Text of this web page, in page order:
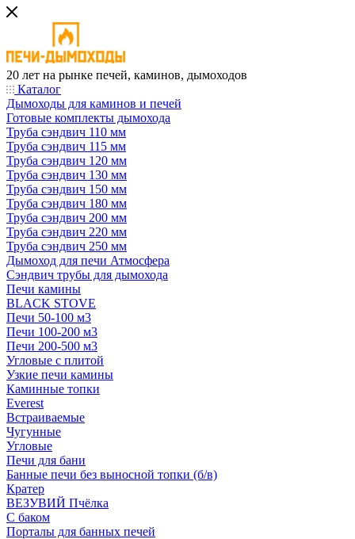
20 лет на рынке печей, каминов, дымоходов
Каталог
Дымоходы для каминов и печей
Готовые комплекты дымохода
Труба сэндвич 110 мм
Труба сэндвич 115 мм
Труба сэндвич 120 мм
Труба сэндвич 130 мм
Труба сэндвич 150 мм
Труба сэндвич 180 мм
Труба сэндвич 200 мм
Труба сэндвич 220 мм
Труба сэндвич 250 мм
Дымоход для печи Атмосфера
Сэндвич трубы для дымохода
Печи камины
BLACK STOVE
Печи 50-100 м3
Печи 100-200 м3
Печи 200-500 м3
Угловые с плитой
Узкие печи камины
Каминные топки
Everest
Встраиваемые
Чугунные
Угловые
Печи для бани
Банные печи без выносной топки (б/в)
Кратер
ВЕЗУВИЙ Пчёлка
С баком
Порталы для банных печей